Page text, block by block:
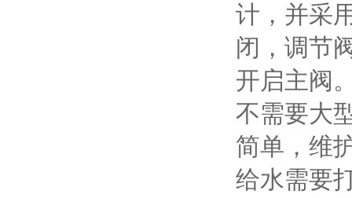
计，并采
闭，调节
开启主阀
不需要大
简单，维
给水需要